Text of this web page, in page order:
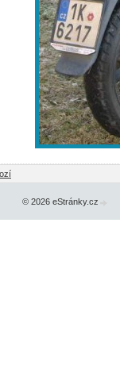
© 2026 eStránky.cz